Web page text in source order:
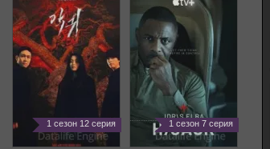
1 сезон 12 серия 1 сезон 7 серия